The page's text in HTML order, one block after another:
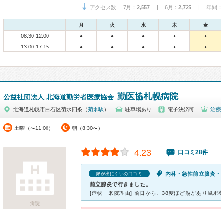
アクセス数 7月： 2,557 | 6月： 2,725 | 年間：
月 火 水 木 金
08:30-12:00 ● ● ● ● ●
13:00-17:15 ● ● ● ● ●
公益社団法人 北海道勤労者医療協会 勤医協札幌病院
北海道札幌市白石区菊水四条（菊水駅 ） 駐車場あり 電子決済可 治
土曜（〜11:00） 朝（8:30〜）
病院
4.23 口コミ28件
尿が出にくいの口コミ
前立腺炎で行きました。